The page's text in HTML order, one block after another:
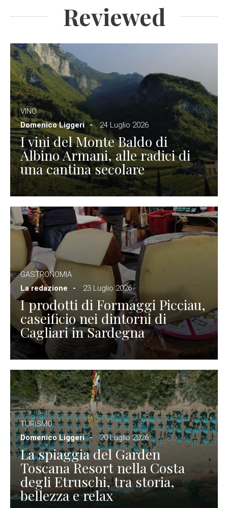
Reviewed
VINO
Domenico Liggeri
24 Luglio 2026
I vini del Monte Baldo di
Albino Armani, alle radici di
una cantina secolare
GASTRONOMIA
La redazione
23 Luglio 2026
I prodotti di Formaggi Picciau,
caseificio nei dintorni di
Cagliari in Sardegna
TURISMO
Domenico Liggeri
20 Luglio 2026
La spiaggia del Garden
Toscana Resort nella Costa
degli Etruschi, tra storia,
bellezza e relax